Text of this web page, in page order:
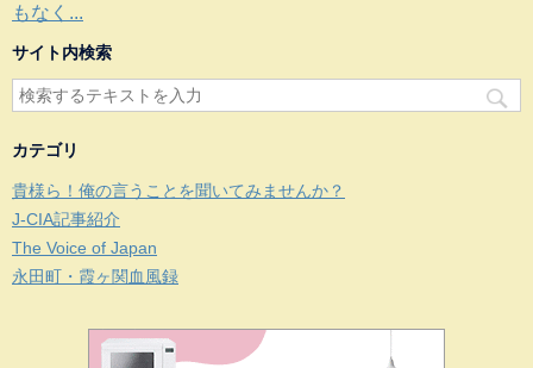
もなく...
サイト内検索
カテゴリ
貴様ら！俺の言うことを聞いてみませんか？
J-CIA記事紹介
The Voice of Japan
永田町・霞ヶ関血風録